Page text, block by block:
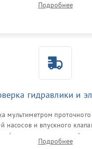
насосу, ТЭНу и
Подробнее
гидравлики и
мультиметром
насосов и впускного
(датчика уровня воды),
дверцы и электронного
Подробнее